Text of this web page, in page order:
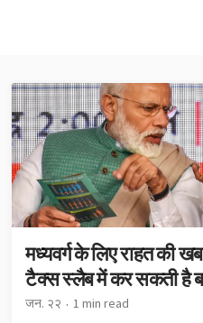
मध्यवर्ग के लिए राहत की
टैक्स स्लैब में कर सकती है
जन. २२ 1 min read